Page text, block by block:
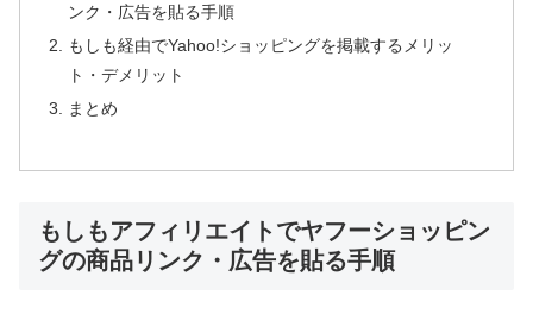
ンク・広告を貼る手順
もしも経由でYahoo!ショッピングを掲載するメリッ
ト・デメリット
まとめ
もしもアフィリエイトでヤフーショッピン
グの商品リンク・広告を貼る手順